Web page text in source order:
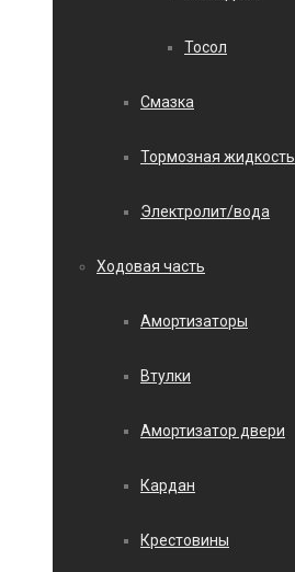
Тосол
Смазка
Тормозная жидкость
Электролит/вода
Ходовая часть
Амортизаторы
Втулки
Амортизатор двери
Кардан
Крестовины